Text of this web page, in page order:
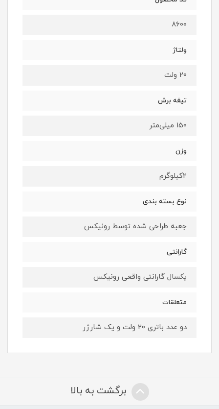
8600
ولتاژ
20 ولت
تیغه برش
150 میلی‌متر
وزن
2کیلوگرم
نوع بسته بندی
جعبه طراحی شده توسط رونیکس
گارانتی
یکسال گارانتی واقعی رونیکس
متعلقات
دو عدد باتری 20 ولت و یک شارژر
برگشت به بالا